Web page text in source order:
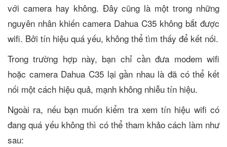
với camera hay không. Đây cũng là một trong những
nguyên nhân khiến camera Dahua C35 không bắt được
wifi. Bởi tín hiệu quá yếu, không thể tìm thấy để kết nối.
Trong trường hợp này, bạn chỉ cần đưa modem wifi
hoặc camera Dahua C35 lại gần nhau là đã có thể kết
nối một cách hiệu quả, mạnh không nhiễu tín hiệu.
Ngoài ra, nếu bạn muốn kiểm tra xem tín hiệu wifi có
đang quá yếu không thì có thể tham khảo cách làm như
sau: